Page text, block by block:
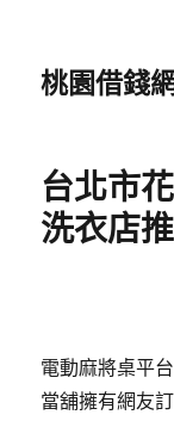
桃園借錢網
台北市
洗衣店
電動麻將桌平
當舖擁有網友